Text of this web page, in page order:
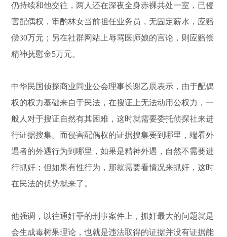
仍持续和他交往，两人还在深夜全身赤裸共处一室，已侵
害配偶权，审酌林女当前担任业务员，无固定薪水，应赔
偿30万元；另在社群网站上辱骂医师娘的言论，则应赔偿
精神抚慰金5万元。
中华民国侦探商业同业公会理事长谢乙辰表示，由于配偶
权的权力基础来自于民法，在搜证上无法动用公权力，一
般人对于搜证自然有其困难，这时就需要委托侦探社来进
行证据搜集。而侵害配偶权的证据搜集要到哪里，端看外
遇者的外遇行为到哪里，如果是精神外遇，自然不需要进
行抓奸；但如果有性行为，那就需要看情况来抓奸，这时
在民法的优势就来了。
他强调，以往通奸罪的刑事案件上，抓奸最大的问题就是
会生成毒树果理论，也就是违法取得的证据并没有证据能